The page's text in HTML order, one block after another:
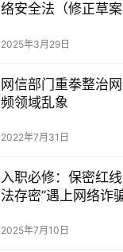
络安全法（修正草
2025年3月29日
网信部门重拳整治
频领域乱象
2022年7月31日
入职必修：保密红
法存密”遇上网络诈
2025年7月10日